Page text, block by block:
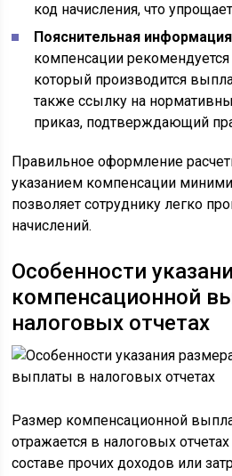
код начисления, что
Пояснительная
компенсации
который производится
также ссылку на
приказ, подтверждающий
Правильное оформление
указанием компенсации
позволяет сотруднику легко
начислений.
Особенности
компенсационной
налоговых отчетах
Размер компенсационной
отражается в налоговых
составе прочих доходов или